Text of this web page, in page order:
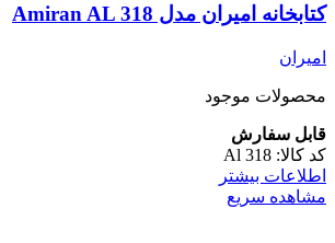
کتابخانه امیران مدل Amiran AL 318
امیران
محصولات موجود
قابل سفارش
کد کالا: Al 318
اطلاعات بیشتر
مشاهده سریع